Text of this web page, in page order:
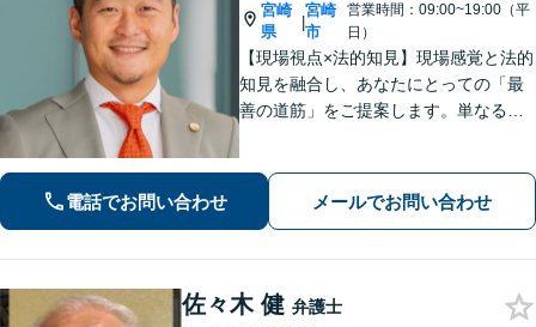
宮崎
県
|
宮崎
市
営業時間：09:00~19:00（平
日）
【現場視点×法的知見】現場感覚と法的
知見を融合し、あなたにとっての「最
善の道筋」をご提案します。単なるリ
に、確かな指針を。お気軽にご相談く
電話でお問い合わせ メールでお問い合わせ
佐々木 健 弁護士